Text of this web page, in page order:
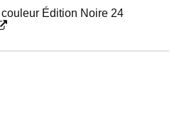
Édition Noire 24